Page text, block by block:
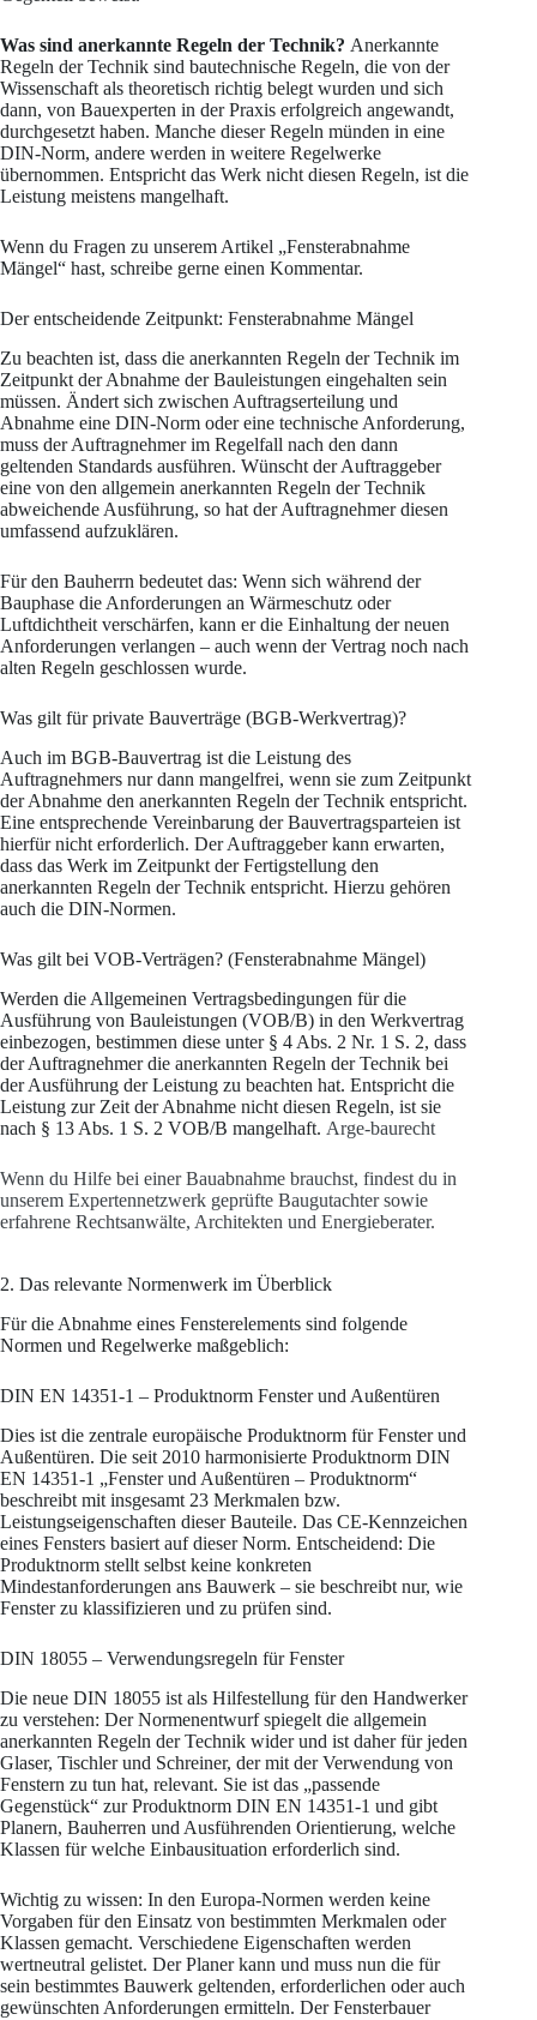
Was sind anerkannte Regeln der Technik? Anerkannte
Regeln der Technik sind bautechnische Regeln, die von der
Wissenschaft als theoretisch richtig belegt wurden und sich
dann, von Bauexperten in der Praxis erfolgreich angewandt,
durchgesetzt haben. Manche dieser Regeln münden in eine
DIN-Norm, andere werden in weitere Regelwerke
übernommen. Entspricht das Werk nicht diesen Regeln, ist die
Leistung meistens mangelhaft.
Wenn du Fragen zu unserem Artikel „Fensterabnahme
Mängel“ hast, schreibe gerne einen Kommentar.
Der entscheidende Zeitpunkt: Fensterabnahme Mängel
Zu beachten ist, dass die anerkannten Regeln der Technik im
Zeitpunkt der Abnahme der Bauleistungen eingehalten sein
müssen. Ändert sich zwischen Auftragserteilung und
Abnahme eine DIN-Norm oder eine technische Anforderung,
muss der Auftragnehmer im Regelfall nach den dann
geltenden Standards ausführen. Wünscht der Auftraggeber
eine von den allgemein anerkannten Regeln der Technik
abweichende Ausführung, so hat der Auftragnehmer diesen
umfassend aufzuklären.
Für den Bauherrn bedeutet das: Wenn sich während der
Bauphase die Anforderungen an Wärmeschutz oder
Luftdichtheit verschärfen, kann er die Einhaltung der neuen
Anforderungen verlangen – auch wenn der Vertrag noch nach
alten Regeln geschlossen wurde.
Was gilt für private Bauverträge (BGB-Werkvertrag)?
Auch im BGB-Bauvertrag ist die Leistung des
Auftragnehmers nur dann mangelfrei, wenn sie zum Zeitpunkt
der Abnahme den anerkannten Regeln der Technik entspricht.
Eine entsprechende Vereinbarung der Bauvertragsparteien ist
hierfür nicht erforderlich. Der Auftraggeber kann erwarten,
dass das Werk im Zeitpunkt der Fertigstellung den
anerkannten Regeln der Technik entspricht. Hierzu gehören
auch die DIN-Normen.
Was gilt bei VOB-Verträgen? (Fensterabnahme Mängel)
Werden die Allgemeinen Vertragsbedingungen für die
Ausführung von Bauleistungen (VOB/B) in den Werkvertrag
einbezogen, bestimmen diese unter § 4 Abs. 2 Nr. 1 S. 2, dass
der Auftragnehmer die anerkannten Regeln der Technik bei
der Ausführung der Leistung zu beachten hat. Entspricht die
Leistung zur Zeit der Abnahme nicht diesen Regeln, ist sie
nach § 13 Abs. 1 S. 2 VOB/B mangelhaft. Arge-baurecht
Wenn du Hilfe bei einer Bauabnahme brauchst, findest du in
unserem Expertennetzwerk geprüfte Baugutachter sowie
erfahrene Rechtsanwälte, Architekten und Energieberater.
2. Das relevante Normenwerk im Überblick
Für die Abnahme eines Fensterelements sind folgende
Normen und Regelwerke maßgeblich:
DIN EN 14351-1 – Produktnorm Fenster und Außentüren
Dies ist die zentrale europäische Produktnorm für Fenster und
Außentüren. Die seit 2010 harmonisierte Produktnorm DIN
EN 14351-1 „Fenster und Außentüren – Produktnorm“
beschreibt mit insgesamt 23 Merkmalen bzw.
Leistungseigenschaften dieser Bauteile. Das CE-Kennzeichen
eines Fensters basiert auf dieser Norm. Entscheidend: Die
Produktnorm stellt selbst keine konkreten
Mindestanforderungen ans Bauwerk – sie beschreibt nur, wie
Fenster zu klassifizieren und zu prüfen sind.
DIN 18055 – Verwendungsregeln für Fenster
Die neue DIN 18055 ist als Hilfestellung für den Handwerker
zu verstehen: Der Normenentwurf spiegelt die allgemein
anerkannten Regeln der Technik wider und ist daher für jeden
Glaser, Tischler und Schreiner, der mit der Verwendung von
Fenstern zu tun hat, relevant. Sie ist das „passende
Gegenstück“ zur Produktnorm DIN EN 14351-1 und gibt
Planern, Bauherren und Ausführenden Orientierung, welche
Klassen für welche Einbausituation erforderlich sind.
Wichtig zu wissen: In den Europa-Normen werden keine
Vorgaben für den Einsatz von bestimmten Merkmalen oder
Klassen gemacht. Verschiedene Eigenschaften werden
wertneutral gelistet. Der Planer kann und muss nun die für
sein bestimmtes Bauwerk geltenden, erforderlichen oder auch
gewünschten Anforderungen ermitteln. Der Fensterbauer